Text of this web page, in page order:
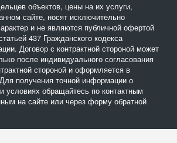
объектов, цены на их услуги,
сайте, носят исключительно
и не являются публичной офертой
437 Гражданского кодекса
Договор с контрактной стороной может
после индивидуального согласования
стороной и оформляется в
получения точной информации о
условиях обращайтесь по контактным
на сайте или через форму обратной